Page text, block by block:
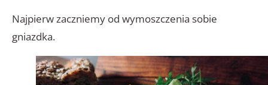
Najpierw zaczniemy od wymoszczenia sobie
gniazdka.